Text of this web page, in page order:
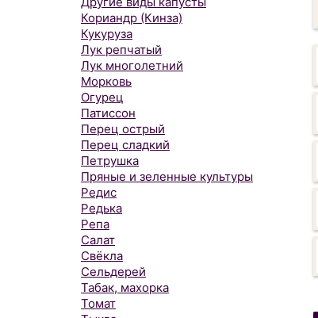
Кориандр (Кинза)
Кукуруза
Лук репчатый
Лук многолетний
Морковь
Огурец
Патиссон
Перец острый
Перец сладкий
Петрушка
Пряные и зеленные культуры
Редис
Редька
Репа
Салат
Свёкла
Сельдерей
Табак, махорка
Томат